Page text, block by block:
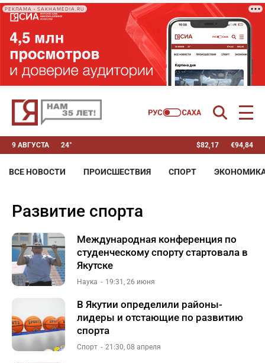
РЕКЛАМА • SAKHAMEDIA.RU
9 АВГУСТА 24° $82,17 €94,84
ВСЕ НОВОСТИ ПРОИСШЕСТВИЯ СПОРТ
развитие спорта
Международная конференция по
студенческому спорту стартовала в
Якутске
Наука 19:31, 26 июня
В Якутии определили районы-
лидеры и отстающие по развитию
спорта
Спорт 21:30, 08 апреля